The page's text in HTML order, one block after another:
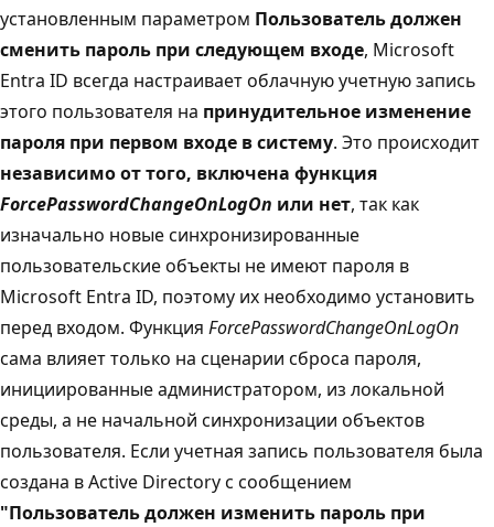
установленным параметром Пользователь должен
сменить пароль при следующем входе, Microsoft
Entra ID всегда настраивает облачную учетную запись
этого пользователя на принудительное изменение
пароля при первом входе в систему. Это происходит
независимо от того, включена функция
ForcePasswordChangeOnLogOn или нет, так как
изначально новые синхронизированные
пользовательские объекты не имеют пароля в
Microsoft Entra ID, поэтому их необходимо установить
перед входом. Функция ForcePasswordChangeOnLogOn
сама влияет только на сценарии сброса пароля,
инициированные администратором, из локальной
среды, а не начальной синхронизации объектов
пользователя. Если учетная запись пользователя была
создана в Active Directory с сообщением
"Пользователь должен изменить пароль при